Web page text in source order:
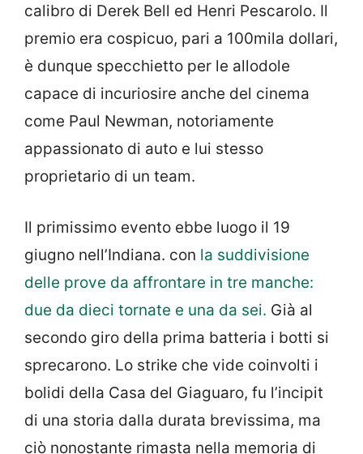
calibro di Derek Bell ed Henri Pescarolo. Il
premio era cospicuo, pari a 100mila dollari,
è dunque specchietto per le allodole
capace di incuriosire anche del cinema
come Paul Newman, notoriamente
appassionato di auto e lui stesso
proprietario di un team.
Il primissimo evento ebbe luogo il 19
giugno nell’Indiana. con la suddivisione
delle prove da affrontare in tre manche:
due da dieci tornate e una da sei. Già al
secondo giro della prima batteria i botti si
sprecarono. Lo strike che vide coinvolti i
bolidi della Casa del Giaguaro, fu l’incipit
di una storia dalla durata brevissima, ma
ciò nonostante rimasta nella memoria di